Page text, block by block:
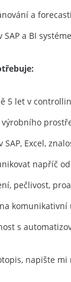
a
SAP a BI
5 let v
výrobního
SAP, Excel,
napříč
pečlivost,
s
napište